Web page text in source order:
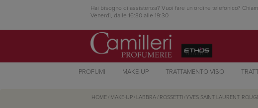
Hai bisogno di assistenza? Vuoi fare un ordine telefonico?
Venerdì, dalle 16:30 alle 19:30
PROFUMI MAKE-UP TRATTAMENTO VISO
HOME / MAKE-UP / LABBRA / ROSSETTI /YVES SAINT LAURENT